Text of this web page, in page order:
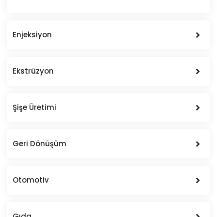
Enjeksiyon
Ekstrüzyon
Şişe Üretimi
Geri Dönüşüm
Otomotiv